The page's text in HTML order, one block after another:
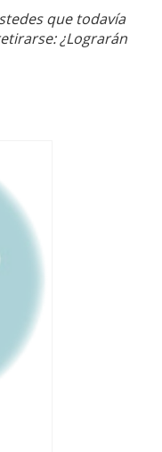
que todavía
¿Lograrán